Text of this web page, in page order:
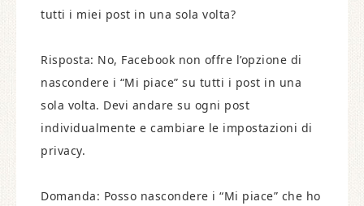
tutti i miei post in una sola volta?
Risposta: No, Facebook non offre l’opzione di
nascondere i “Mi piace” su tutti i post in una
sola volta. Devi andare su ogni post
individualmente e cambiare le impostazioni di
privacy.
Domanda: Posso nascondere i “Mi piace” che ho